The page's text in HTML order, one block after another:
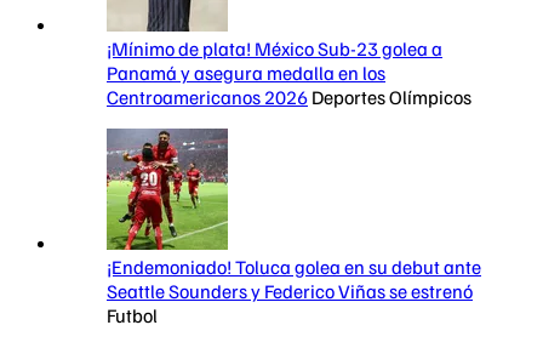
¡Mínimo de plata! México Sub-23 golea a
Panamá y asegura medalla en los
Centroamericanos 2026 Deportes Olímpicos
¡Endemoniado! Toluca golea en su debut ante
Seattle Sounders y Federico Viñas se estrenó
Futbol